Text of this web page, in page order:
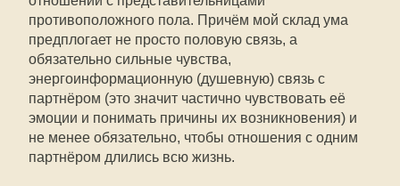
противоположного пола. Причём мой склад ума
предплогает не просто половую связь, а
обязательно сильные чувства,
энергоинформационную (душевную) связь с
партнёром (это значит частично чувствовать её
эмоции и понимать причины их возникновения) и
не менее обязательно, чтобы отношения с одним
партнёром длились всю жизнь.